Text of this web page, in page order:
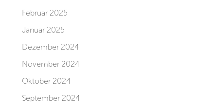
Februar 2025
Januar 2025
Dezember 2024
November 2024
Oktober 2024
September 2024